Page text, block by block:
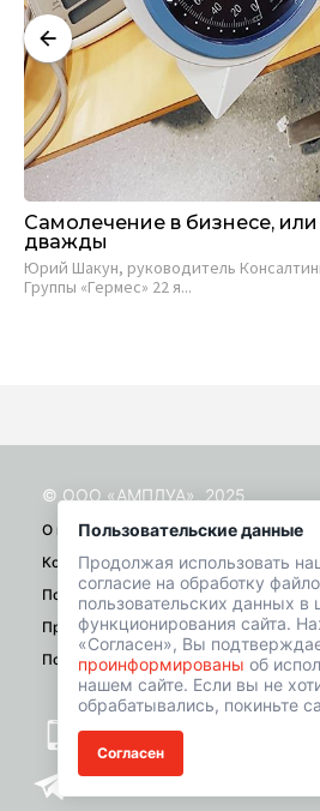
Самолечение в бизнесе, или
дважды
Юрий Шакун, руководитель
Группы «Гермес» 22 я...
Пользовательские данные
Продолжая использовать
согласие на обработку
пользовательских данных в
функционирования сайта.
«Согласен», Вы
проинформированы об
нашем сайте. Если вы не
обрабатывались, покиньте
Согласен
© ООО «АМПЛУА», 2025
О проекте
Контакты
Помощь
Правила
Политика конфиденциальности
+7 (901) 518-01-49